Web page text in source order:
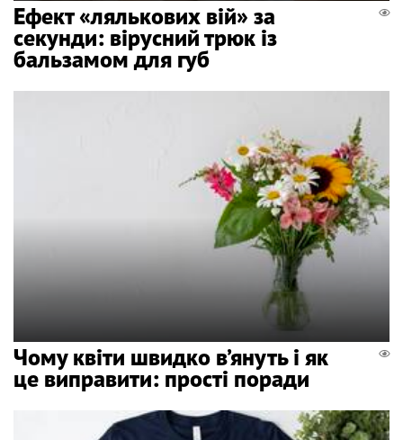
Ефект «лялькових вій» за
секунди: вірусний трюк із
бальзамом для губ
Чому квіти швидко в’януть і як
це виправити: прості поради